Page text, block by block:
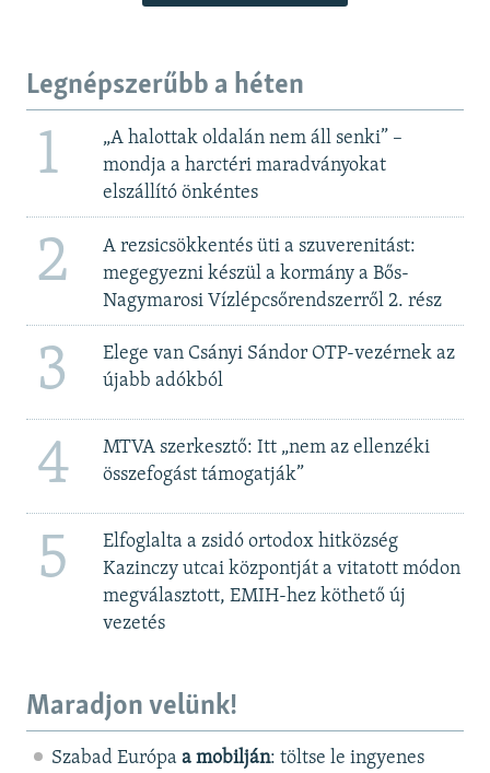
Legnépszerűbb a héten
1
„A halottak oldalán nem áll senki” –
mondja a harctéri maradványokat
elszállító önkéntes
2
A rezsicsökkentés üti a szuverenitást:
megegyezni készül a kormány a Bős-
Nagymarosi Vízlépcsőrendszerről 2. rész
3
Elege van Csányi Sándor OTP-vezérnek az
újabb adókból
4
MTVA szerkesztő: Itt „nem az ellenzéki
összefogást támogatják”
5
Elfoglalta a zsidó ortodox hitközség
Kazinczy utcai központját a vitatott módon
megválasztott, EMIH-hez köthető új
vezetés
Maradjon velünk!
Szabad Európa a mobilján: töltse le ingyenes